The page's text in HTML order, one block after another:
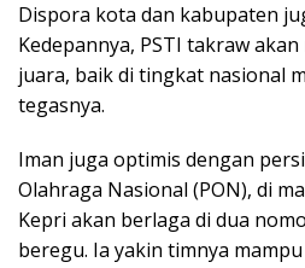
Dispora kota dan kabupaten
Kedepannya, PSTI takraw
juara, baik di tingkat nasional
tegasnya.
Iman juga optimis dengan
Olahraga Nasional (PON), di
Kepri akan berlaga di dua
beregu. Ia yakin timnya